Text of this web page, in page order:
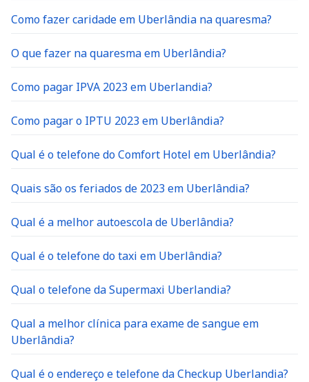
Como fazer caridade em Uberlândia na quaresma?
O que fazer na quaresma em Uberlândia?
Como pagar IPVA 2023 em Uberlandia?
Como pagar o IPTU 2023 em Uberlândia?
Qual é o telefone do Comfort Hotel em Uberlândia?
Quais são os feriados de 2023 em Uberlândia?
Qual é a melhor autoescola de Uberlândia?
Qual é o telefone do taxi em Uberlândia?
Qual o telefone da Supermaxi Uberlandia?
Qual a melhor clínica para exame de sangue em
Uberlândia?
Qual é o endereço e telefone da Checkup Uberlandia?